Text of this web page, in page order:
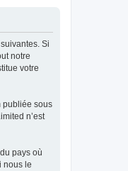
Si
notre
votre
publiée sous
n’est
pays où
nous le